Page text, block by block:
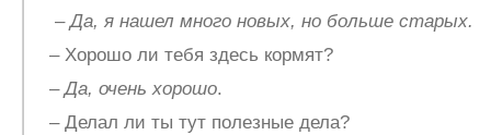
–Да, я нашел много новых, но больше старых.
– Хорошо ли тебя здесь кормят?
–Да, очень хорошо.
– Делал ли ты тут полезные дела?